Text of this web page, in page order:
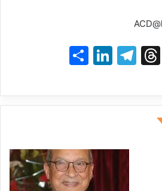
W
T
e
a
T
e
gr
m
Li
k
e
n
ar
e